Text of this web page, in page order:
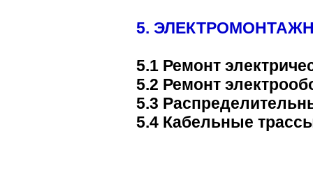
5.
5.1 Ремонт
5.2 Ремонт
5.3
5.4 Кабельные